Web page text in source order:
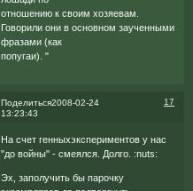
отношению к своим хозяевам.
Говорили они в основном заученными
фразами (как
попугаи). "
Поделиться 17
2008-02-24
13:23:43
На счет генныхэкспериментов у нас
"до войны" - смеялся. Долго. :nuts:
Эх, заполучить бы парочку